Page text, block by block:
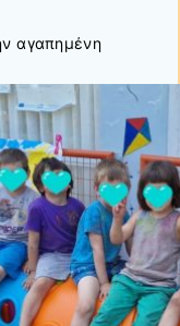
αγαπημένη